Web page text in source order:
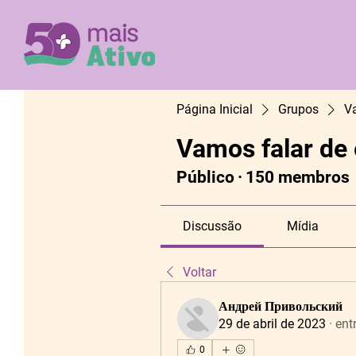
Página Inicial Grupos
Vamos falar
Público · 150 membros
Discussão Mídia
Voltar
Андрей Привольский
29 de abril de 2023 ·
0